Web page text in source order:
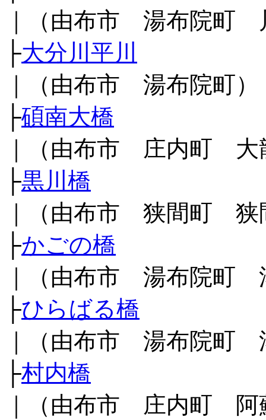
｜（由布市 湯布院町
├大分川平川
｜（由布市 湯布院町）
├碩南大橋
｜（由布市 庄内町 大
├黒川橋
｜（由布市 狭間町 狭
├かごの橋
｜（由布市 湯布院町
├ひらばる橋
｜（由布市 湯布院町
├村内橋
｜（由布市 庄内町 阿